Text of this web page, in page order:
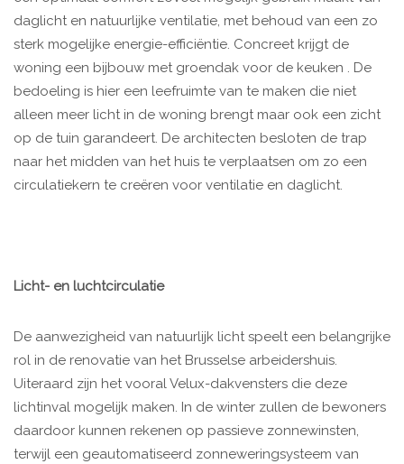
daglicht en natuurlijke ventilatie, met behoud van een zo
sterk mogelijke energie-efficiëntie. Concreet krijgt de
woning een bijbouw met groendak voor de keuken . De
bedoeling is hier een leefruimte van te maken die niet
alleen meer licht in de woning brengt maar ook een zicht
op de tuin garandeert. De architecten besloten de trap
naar het midden van het huis te verplaatsen om zo een
circulatiekern te creëren voor ventilatie en daglicht.
Licht- en luchtcirculatie
De aanwezigheid van natuurlijk licht speelt een belangrijke
rol in de renovatie van het Brusselse arbeidershuis.
Uiteraard zijn het vooral Velux-dakvensters die deze
lichtinval mogelijk maken. In de winter zullen de bewoners
daardoor kunnen rekenen op passieve zonnewinsten,
terwijl een geautomatiseerd zonneweringsysteem van